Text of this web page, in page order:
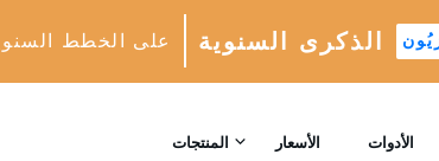
على الخطط الذكرى السنوية
المنتجات الأسعار الأدوات